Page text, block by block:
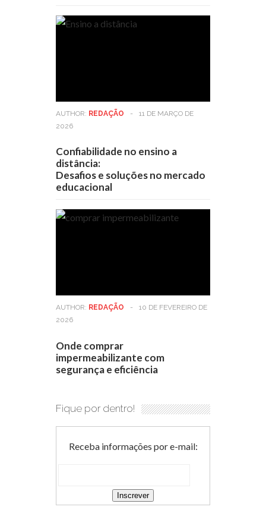
AUTHOR: REDAÇÃO -
11 DE MARÇO DE
2026
Confiabilidade no ensino a
distância:
Desafios e soluções no mercado
educacional
AUTHOR: REDAÇÃO -
10 DE FEVEREIRO DE
2026
Onde comprar
impermeabilizante com
segurança e eficiência
Fique por dentro!
Receba informações por e-mail: